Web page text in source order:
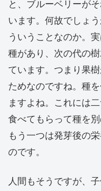
と、ブルーベリーが
います。何故でしょ
ういうことなのか。
種があり、次の代の
ています。つまり果
ためなのですね。種
ますよね。これには
食べてもらって種を
もう一つは発芽後の
のです。
人間もそうですが、